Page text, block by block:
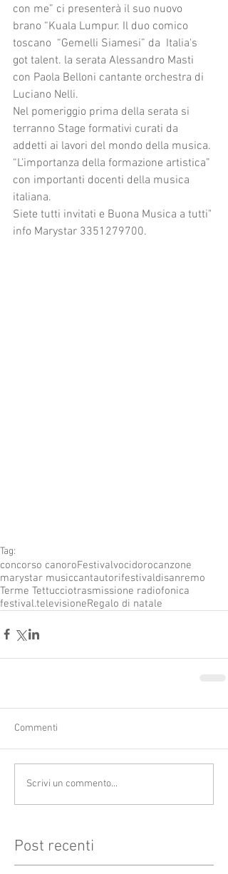
con me” ci presenterà il suo nuovo
brano “Kuala Lumpur. Il duo comico
toscano  “Gemelli Siamesi” da  Italia's
got talent. la serata Alessandro Masti
con Paola Belloni cantante orchestra di
Luciano Nelli.
Nel pomeriggio prima della serata si
terranno Stage formativi curati da
addetti ai lavori del mondo della musica.
“L’importanza della formazione artistica”
con importanti docenti della musica
italiana.
Siete tutti invitati e Buona Musica a tutti"
info Marystar 3351279700.
Tag:
concorso canoroFestivalvocidorocanzone
marystar musiccantautorifestivaldisanremo
Terme Tettucciotrasmissione radiofonica
festival.televisioneRegalo di natale
Commenti
Scrivi un commento...
Post recenti